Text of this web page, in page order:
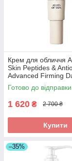
Крем для обличчя
Skin Peptides &
Advanced Firming
Treatment 20 ml
Готово до відправки
1 620 ₴ 2 700 ₴
Купити
–35%